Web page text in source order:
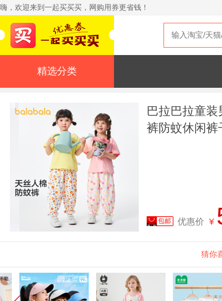
嗨，欢迎来到一起买买买，网购用券更省钱！
精选分类
巴拉巴拉童
裤防蚊休闲裤
优惠价 ¥
猜你